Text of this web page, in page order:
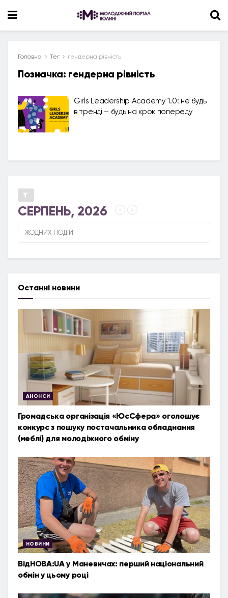
Головна Тег гендерна рівність
Позначка: гендерна рівність
Girls Leadership Academy 1.0: не будь
в тренді – будь на крок попереду
СЕРПЕНЬ, 2026
ЖОДНИХ ПОДІЙ
Останні новини
АНОНСИ
Громадська організація «ЮсСфера» оголошує
конкурс з пошуку постачальника обладнання
(меблі) для молодіжного обміну
НОВИНИ
ВідНОВА:UA у Маневичах: перший національний
обмін у цьому році